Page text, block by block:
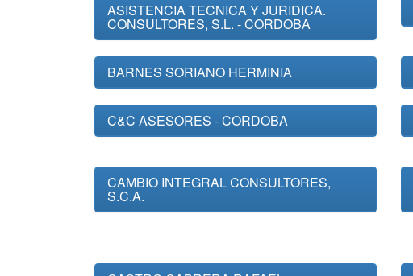
ASISTENCIA TECNICA Y JURIDICA.
CONSULTORES, S.L. - CORDOBA
BARNES SORIANO HERMINIA
C&C ASESORES - CORDOBA
CAMBIO INTEGRAL CONSULTORES,
S.C.A.